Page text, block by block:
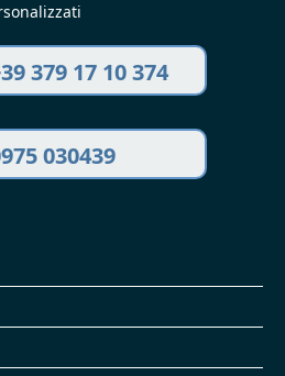
379 17 10 374
030439